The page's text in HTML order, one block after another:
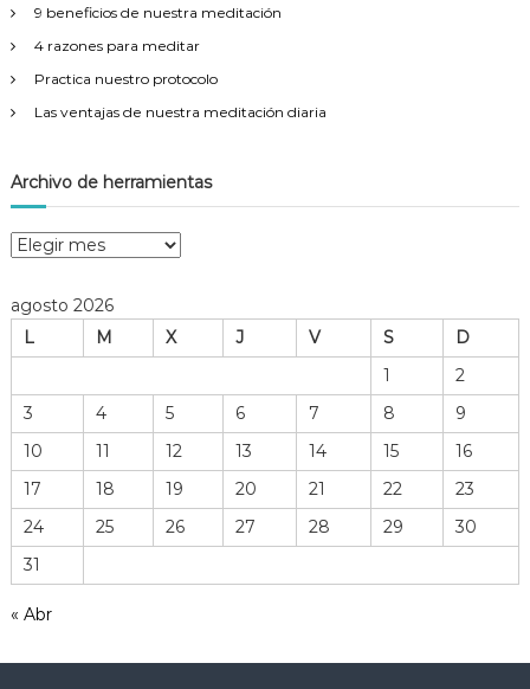
9 beneficios de nuestra meditación
4 razones para meditar
Practica nuestro protocolo
Las ventajas de nuestra meditación diaria
Archivo de herramientas
A
h
o
h
r
m
i
n
agosto 2026
L
M X J V S
D
1
2
3
4 5 6 7 8
9
10
11 12 13 14 15
16
17
18 19 20 21 22
23
24
25 26 27 28 29
30
31
« Abr